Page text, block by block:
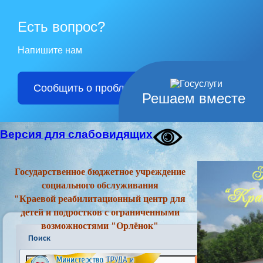
Решаем вместе
Есть вопрос?
Напишите нам
Сообщить о проблеме
Версия для слабовидящих
Государственное бюджетное учреждение
социального обслуживания
"Краевой реабилитационный центр для
детей и подростков с ограниченными
возможностями "Орлёнок"
Поиск